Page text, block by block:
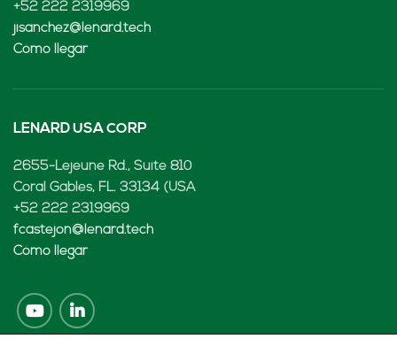
+52 222 2319969
jisanchez@lenard.tech
Cómo llegar
LENARD USA CORP
2655-Lejeune Rd., Suite 810
Coral Gables, FL. 33134 (USA
+52 222 2319969
fcastejon@lenard.tech
Cómo llegar